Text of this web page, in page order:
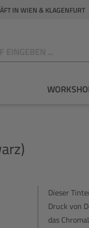
IN WIEN & KLAGENFURT
Dieser
Druck von
das